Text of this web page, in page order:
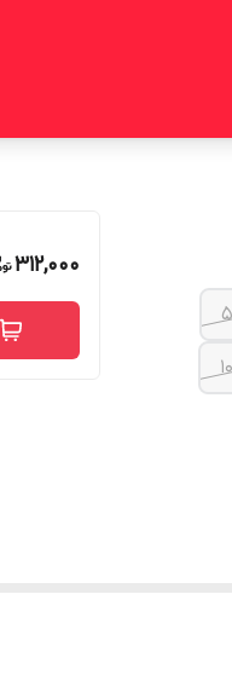
312,000